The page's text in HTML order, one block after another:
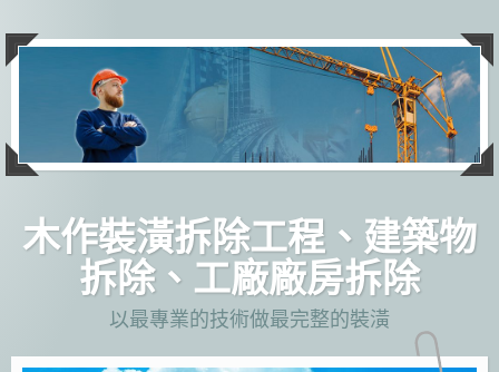
主
木作裝潢拆除工程、建築物
拆除、工廠廠房拆除
以最專業的技術做最完整的裝潢